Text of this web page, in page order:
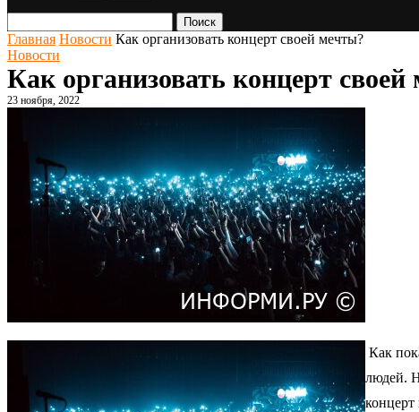
Поиск
Главная Новости Как организовать концерт своей мечты?
Новости
Как организовать концерт своей
23 ноября, 2022
Как
людей.
концерт